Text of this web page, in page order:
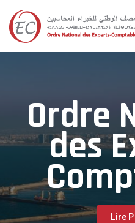
Ordre
des
Lire